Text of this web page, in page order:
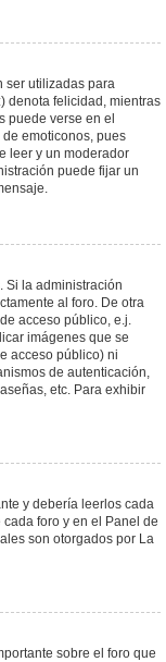
ser utilizadas para
denota felicidad, mientras
puede verse en el
emoticonos, pues
leer y un moderador
puede fijar un
Si la administración
al foro. De otra
acceso público, e.j.
imágenes que se
acceso público) ni
de autenticación,
etc. Para exhibir
y debería leerlos cada
foro y en el Panel de
son otorgados por La
sobre el foro que